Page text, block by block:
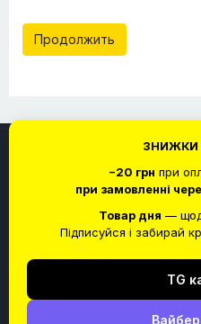
Продолжить
ЗНИЖКИ
−20 грн при
при замовленні
Товар дня —
Підписуйся і забирай
TG
Служба поддержки
Связаться с нами